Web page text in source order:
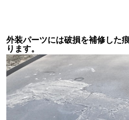
外装パーツには破損を補修した
ります。